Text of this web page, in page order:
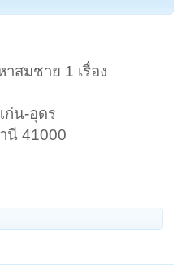
สมชาย 1 เรื่อง
ก่น-อุดร
นี 41000